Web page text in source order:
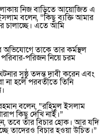
নিজ বাড়িতে আয়োজিত এ
বলেন, “কিছু ব্যক্তি আমার
চালাচ্ছে। এতে আমি
অভিযোগে তাকে তার কর্মস্থল
পরিজন নিয়ে চরম
সুষ্ঠু তদন্ত দাবী করেন এবং
না হলে পরবর্তীতে তিনি
রহমান বলেন, “রহিমুল ইসলাম
কিছু দেখি নাই।”
তবে তার বিচার হোক। আর যদি
তাদেরও বিচার হওয়া উচিত।”